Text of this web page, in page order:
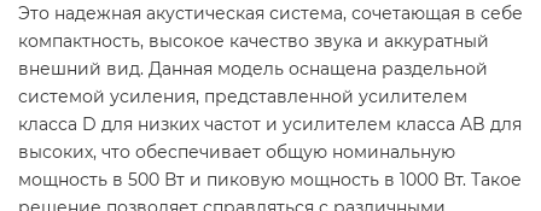
Это надежная акустическая система, сочетающая в себе
компактность, высокое качество звука и аккуратный
внешний вид. Данная модель оснащена раздельной
системой усиления, представленной усилителем
класса D для низких частот и усилителем класса AB для
высоких, что обеспечивает общую номинальную
мощность в 500 Вт и пиковую мощность в 1000 Вт. Такое